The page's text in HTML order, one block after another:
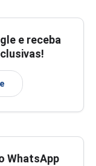
e receba
WhatsApp